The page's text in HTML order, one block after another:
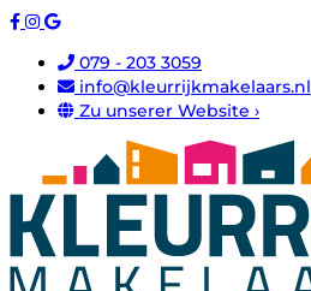
079 - 203 3059
info@kleurrijkmakelaars.nl
Zu unserer Website ›